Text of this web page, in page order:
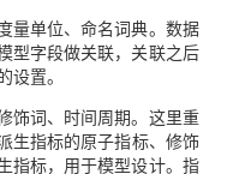
量单位、命名词典。数据
型字段做关联，关联之后
置。
饰词、时间周期。这里重
生指标的原子指标、修饰
指标，用于模型设计。指